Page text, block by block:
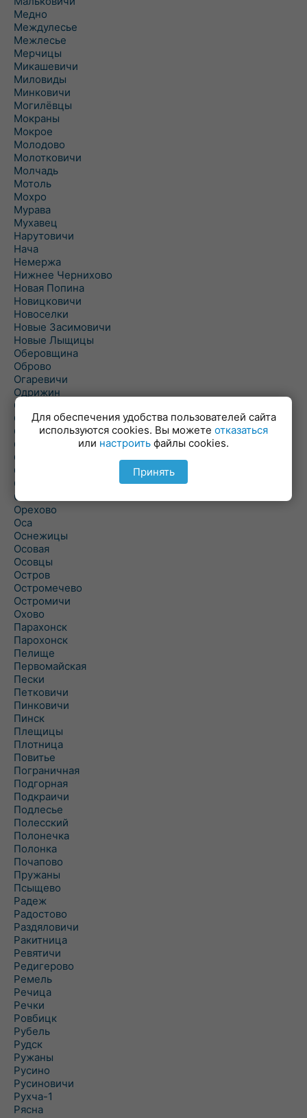
Медно
Междулесье
Межлесье
Мерчицы
Микашевичи
Миловиды
Минковичи
Могилёвцы
Мокраны
Мокрое
Молодово
Молотковичи
Молчадь
Мотоль
Мохро
Мурава
Мухавец
Нарутовичи
Нача
Немержа
Нижнее Чернихово
Новая Попина
Новицковичи
Новоселки
Новые Засимовичи
Новые Лыщицы
Оберовщина
Оброво
Огаревичи
Одрижин
Оздамичи
Озяты
Олтуш
Ольманы
Ольпень
Ольшаны
Омельная
Ополь
Орехово
Оса
Оснежицы
Осовая
Осовцы
Остров
Остромечево
Остромичи
Охово
Парахонск
Парохонск
Пелище
Первомайская
Пески
Петковичи
Пинковичи
Пинск
Плещицы
Плотница
Повитье
Пограничная
Подгорная
Подкраичи
Подлесье
Полесский
Полонечка
Полонка
Почапово
Пружаны
Псыщево
Радеж
Радостово
Раздяловичи
Ракитница
Ревятичи
Редигерово
Ремель
Речица
Речки
Ровбицк
Рубель
Рудск
Ружаны
Русино
Русиновичи
Рухча-1
Рясна
Для обеспечения удобства пользователей сайта
используются cookies. Вы можете отказаться
или настроить файлы cookies.
Принять